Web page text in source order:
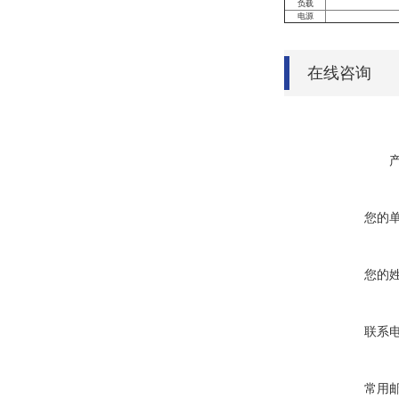
负载
电源
在线咨询
您的
您的
联系
常用